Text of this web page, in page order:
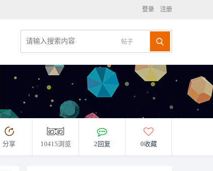
登录 注册
帖子
分享 10415浏览 2回复 0收藏